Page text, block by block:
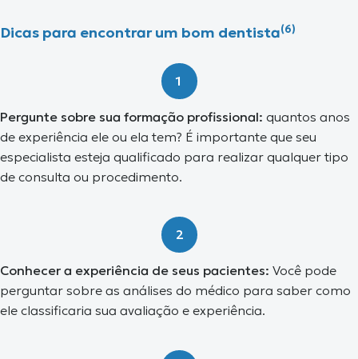
Dicas para encontrar um bom dentista(6)
1
Pergunte sobre sua formação profissional: quantos anos
de experiência ele ou ela tem? É importante que seu
especialista esteja qualificado para realizar qualquer tipo
de consulta ou procedimento.
2
Conhecer a experiência de seus pacientes: Você pode
perguntar sobre as análises do médico para saber como
ele classificaria sua avaliação e experiência.